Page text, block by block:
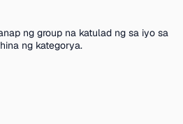
ng group na katulad ng sa iyo sa
ng kategorya.